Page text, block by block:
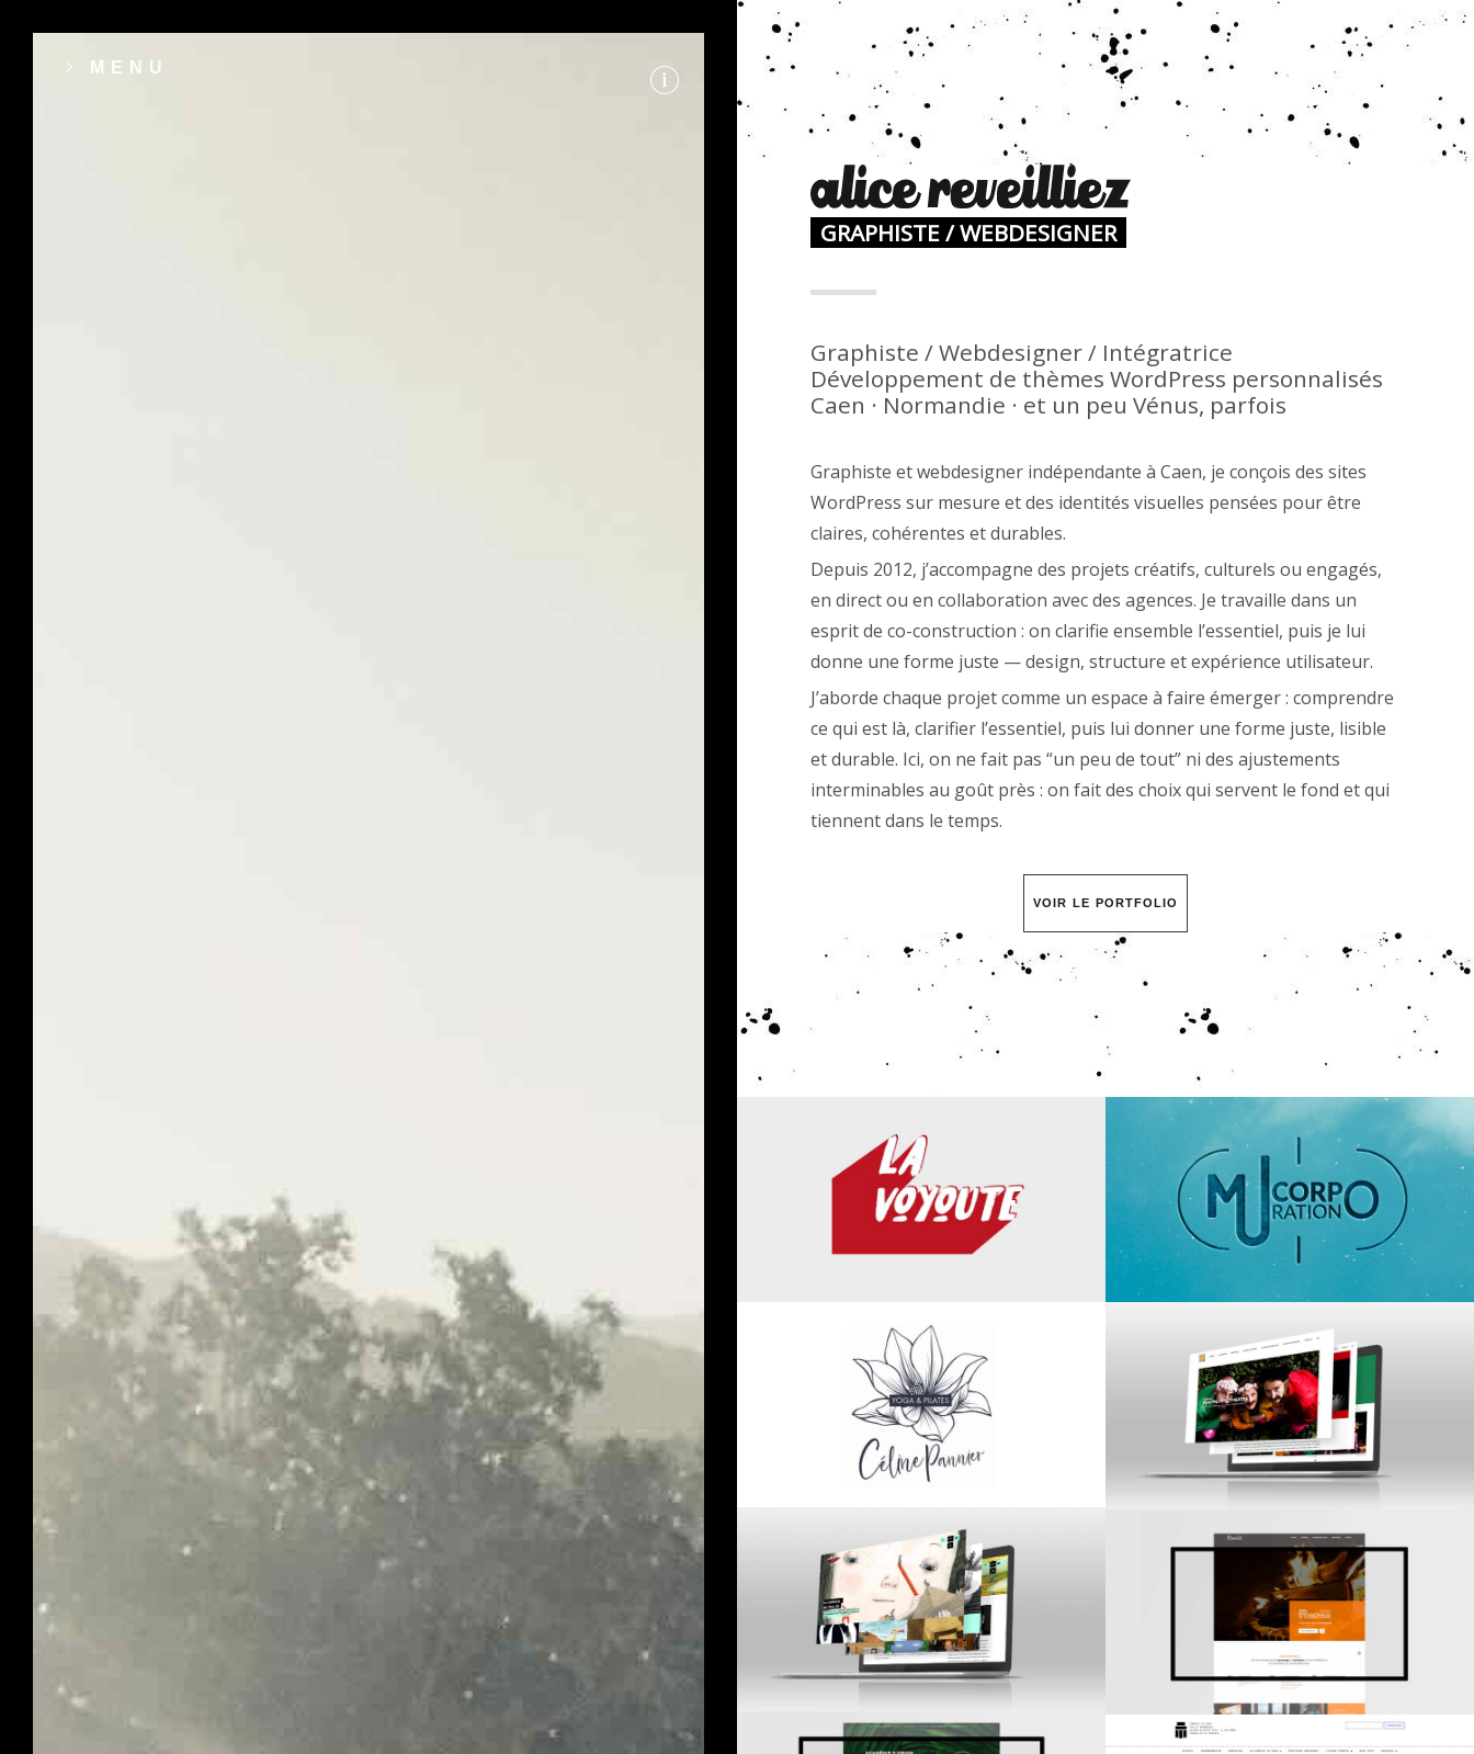
MENU
GRAPHISTE / WEBDESIGNER
Graphiste / Webdesigner / Intégratrice
Développement de thèmes WordPress personnalisés
Caen · Normandie · et un peu Vénus, parfois
Graphiste et webdesigner indépendante à Caen, je conçois des sites
WordPress sur mesure et des identités visuelles pensées pour être
claires, cohérentes et durables.
Depuis 2012, j’accompagne des projets créatifs, culturels ou engagés,
en direct ou en collaboration avec des agences. Je travaille dans un
esprit de co-construction : on clarifie ensemble l’essentiel, puis je lui
donne une forme juste — design, structure et expérience utilisateur.
J’aborde chaque projet comme un espace à faire émerger : comprendre
ce qui est là, clarifier l’essentiel, puis lui donner une forme juste, lisible
et durable. Ici, on ne fait pas “un peu de tout” ni des ajustements
interminables au goût près : on fait des choix qui servent le fond et qui
tiennent dans le temps.
VOIR LE PORTFOLIO